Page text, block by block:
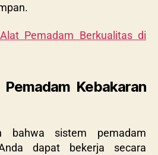
Pemadam Berkualitas di
Kebakaran
bahwa sistem pemadam
dapat bekerja secara